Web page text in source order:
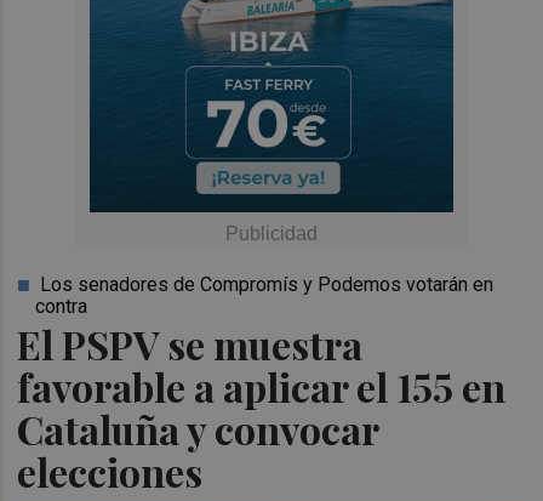
El PSPV se muestra
favorable a aplicar el 155 en
Cataluña y convocar
elecciones
Los senadores de Compromís y Podemos votarán en
contra